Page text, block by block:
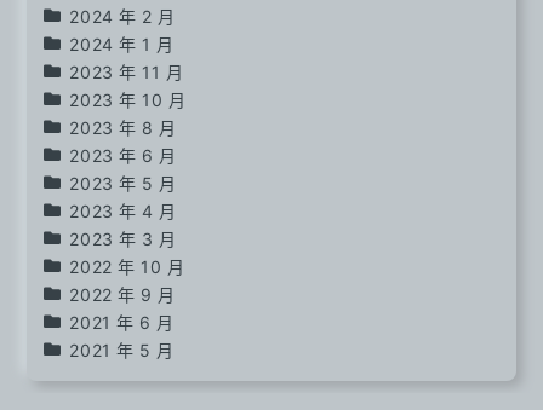
2024 年 2 月
2024 年 1 月
2023 年 11 月
2023 年 10 月
2023 年 8 月
2023 年 6 月
2023 年 5 月
2023 年 4 月
2023 年 3 月
2022 年 10 月
2022 年 9 月
2021 年 6 月
2021 年 5 月